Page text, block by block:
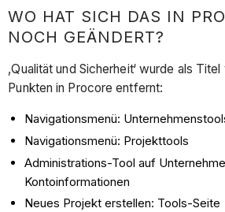
WO HAT SICH DAS IN
NOCH GEÄNDERT?
‚Qualität und Sicherheit‘ wurde als
Punkten in Procore entfernt:
Navigationsmenü:
Navigationsmenü: Projekttools
Administrations-Tool auf
Kontoinformationen
Neues Projekt erstellen: Tools-Seite